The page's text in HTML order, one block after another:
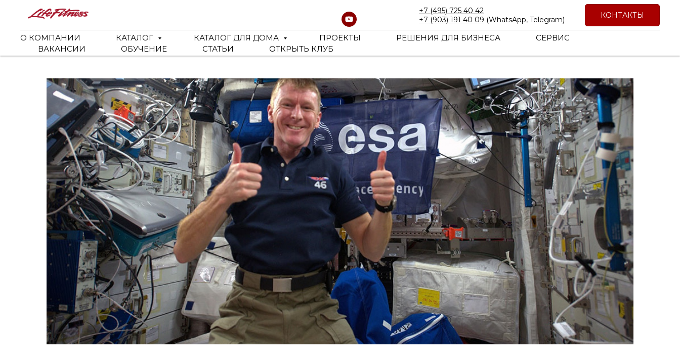
+7 (495) 725 40 42
+7 (903) 191 40 09 (WhatsApp, Telegram)
КОНТАКТЫ
О КОМПАНИИ КАТАЛОГ КАТАЛОГ ДЛЯ ДОМА ПРОЕКТЫ РЕШЕНИЯ ДЛЯ БИЗНЕСА
СЕРВИС
ВАКАНСИИ
ОБУЧЕНИЕ СТАТЬИ ОТКРЫТЬ КЛУБ